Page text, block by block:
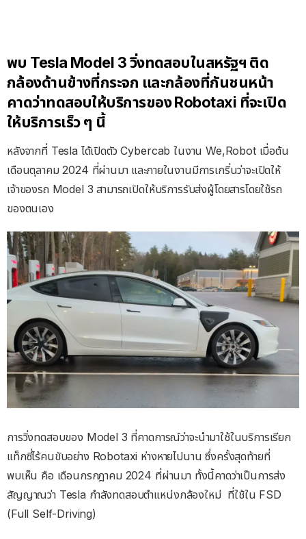
พบ Tesla Model 3 วิ่งทดสอบในสหรัฐฯ ติด
กล้องด้านข้างที่กระจก และกล้องที่กันชนหน้า
คาดว่าทดสอบให้บริการของ Robotaxi ที่จะเปิด
ให้บริการเร็ว ๆ นี้
หลังจากที่ Tesla ได้เปิดตัว Cybercab ในงาน We,Robot เมื่อต้น
เดือนตุลาคม 2024 ที่ผ่านมา และภายในงานมีการเกริ่นว่าจะเปิดให้
เจ้าของรถ Model 3 สามารถเปิดให้บริการรับส่งผู้โดยสารโดยใช้รถ
ของตนเอง
การวิ่งทดสอบของ Model 3 ที่คาดการณ์ว่าจะนำมาใช้ในบริการเรียก
แท็กซี่ไร้คนขับอย่าง Robotaxi ห่างหายไปนาน ซึ่งครั้งสุดท้ายที่
พบเห็น คือ เดือนกรกฎาคม 2024 ที่ผ่านมา ทั้งนี้คาดว่าเป็นการส่ง
สัญญาณว่า Tesla กำลังทดสอบตำแหน่งกล้องใหม่ ที่ใช้ใน FSD
(Full Self-Driving)